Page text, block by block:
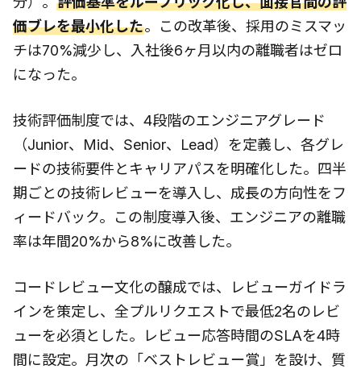
価ブレを最小化した。この改革後、採用のミスマッ
チは70%減少し、入社後6ヶ月以内の離職者はゼロ
になった。
技術評価制度では、4段階のエンジニアグレード
（Junior、Mid、Senior、Lead）を定義し、各グレ
ードの技術要件とキャリアパスを明確化した。四半
期ごとの技術レビューを導入し、成長の方向性をフ
ィードバック。この制度導入後、エンジニアの離職
率は年間20%から8%に改善した。
コードレビュー文化の醸成では、レビューガイドラ
インを策定し、全プルリクエストで最低2名のレビ
ューを必須とした。レビュー応答時間のSLAを4時
間に設定。月次の「ベストレビュー賞」を設け、質